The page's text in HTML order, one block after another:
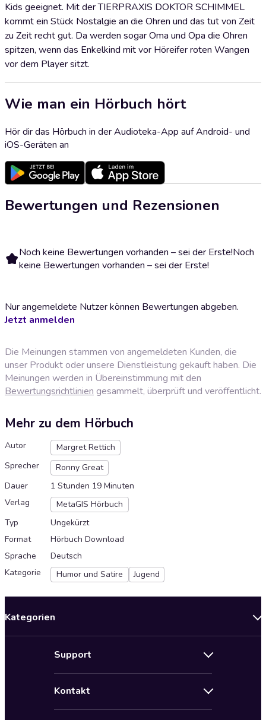
Kids geeignet. Mit der TIERPRAXIS DOKTOR SCHIMMEL
kommt ein Stück Nostalgie an die Ohren und das tut von Zeit
zu Zeit recht gut. Da werden sogar Oma und Opa die Ohren
spitzen, wenn das Enkelkind mit vor Höreifer roten Wangen
vor dem Player sitzt.
Wie man ein Hörbuch hört
Hör dir das Hörbuch in der Audioteka-App auf Android- und
iOS-Geräten an
Bewertungen und Rezensionen
Noch keine Bewertungen vorhanden – sei der Erste!Noch
keine Bewertungen vorhanden – sei der Erste!
Nur angemeldete Nutzer können Bewertungen abgeben.
Jetzt anmelden
Die Meinungen stammen von angemeldeten Kunden, die
unser Produkt oder unsere Dienstleistung gekauft haben. Die
Meinungen werden in Übereinstimmung mit den
Bewertungsrichtlinien gesammelt, überprüft und veröffentlicht.
Mehr zu dem Hörbuch
Autor
Margret Rettich
Sprecher
Ronny Great
Dauer
1 Stunden 19 Minuten
Verlag
MetaGIS Hörbuch
Typ
Ungekürzt
Format
Hörbuch Download
Sprache
Deutsch
Kategorie
Humor und Satire Jugend
Kategorien
Support
Kontakt